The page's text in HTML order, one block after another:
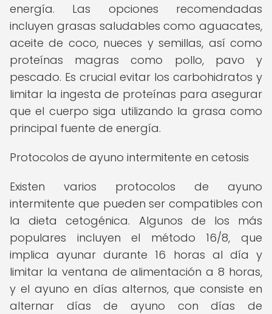
energía. Las opciones recomendadas
incluyen grasas saludables como aguacates,
aceite de coco, nueces y semillas, así como
proteínas magras como pollo, pavo y
pescado. Es crucial evitar los carbohidratos y
limitar la ingesta de proteínas para asegurar
que el cuerpo siga utilizando la grasa como
principal fuente de energía.
Protocolos de ayuno intermitente en cetosis
Existen varios protocolos de ayuno
intermitente que pueden ser compatibles con
la dieta cetogénica. Algunos de los más
populares incluyen el método 16/8, que
implica ayunar durante 16 horas al día y
limitar la ventana de alimentación a 8 horas,
y el ayuno en días alternos, que consiste en
alternar días de ayuno con días de